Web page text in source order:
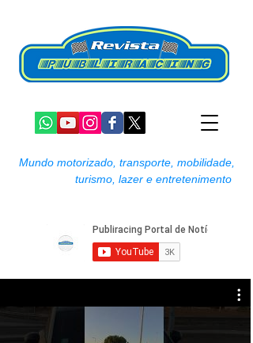
Mundo motorizado, transporte, mobilidade,
turismo, lazer e entretenimento